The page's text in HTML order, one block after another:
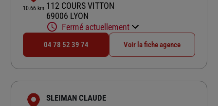
10.66 km 112 COURS VITTON
69006 LYON
Fermé actuellement
04 78 52 39 74 Voir la fiche agence
SLEIMAN CLAUDE